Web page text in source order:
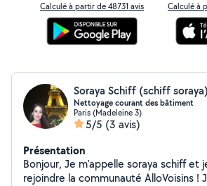
Calculé à partir de 48731 avis Calculé à
Soraya Schiff (schiff soraya)
Nettoyage courant des bâtiment
Paris (Madeleine 3)
5/5 (3 avis)
Présentation
Bonjour, Je m'appelle soraya schiff et
rejoindre la communauté AlloVoisins !